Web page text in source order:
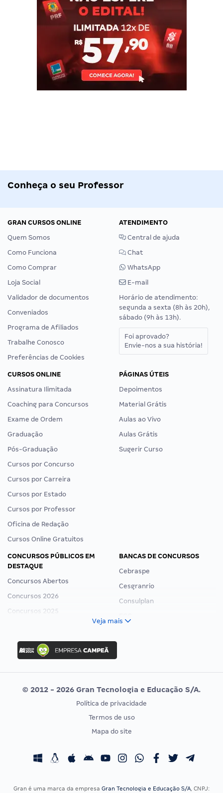
Conheça o seu Professor
GRAN CURSOS ONLINE
Quem Somos
Como Funciona
Como Comprar
Loja Social
Validador de documentos
Conveniados
Programa de Afiliados
Trabalhe Conosco
Preferências de Cookies
ATENDIMENTO
Central de ajuda
Chat
WhatsApp
E-mail
Horário de atendimento:
segunda a sexta (8h às 20h),
sábado (9h às 13h).
Foi aprovado?
Envie-nos a sua história!
CURSOS ONLINE
Assinatura Ilimitada
Coaching para Concursos
Exame de Ordem
Graduação
Pós-Graduação
Cursos por Concurso
Cursos por Carreira
Cursos por Estado
Cursos por Professor
Oficina de Redação
Cursos Online Gratuitos
PÁGINAS ÚTEIS
Depoimentos
Material Grátis
Aulas ao Vivo
Aulas Grátis
Sugerir Curso
CONCURSOS PÚBLICOS EM
DESTAQUE
Concursos Abertos
Concursos 2026
Concursos 2025
Concurso Ibama
Concurso MPU
Editais publicados
BANCAS DE CONCURSOS
Cebraspe
Cesgranrio
Consulplan
Vunesp
CONCURSOS POR PROFISSÃO
Concursos Fiscais
EXAME DE ORDEM
Calendário OAB
Veja mais
© 2012 - 2026 Gran Tecnologia e Educação S/A.
Política de privacidade
Termos de uso
Mapa do site
Gran é uma marca da empresa Gran Tecnologia e Educação S/A, CNPJ: